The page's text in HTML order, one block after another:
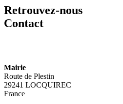
Retrouvez-nous
Contact
Mairie
Route de Plestin
29241 LOCQUIREC
France